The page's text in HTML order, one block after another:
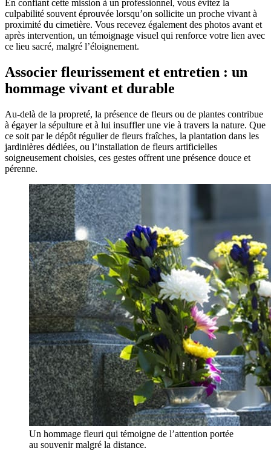
En confiant cette mission à un professionnel, vous évitez la
culpabilité souvent éprouvée lorsqu’on sollicite un proche vivant à
proximité du cimetière. Vous recevez également des photos avant et
après intervention, un témoignage visuel qui renforce votre lien avec
ce lieu sacré, malgré l’éloignement.
Associer fleurissement et entretien : un
hommage vivant et durable
Au-delà de la propreté, la présence de fleurs ou de plantes contribue
à égayer la sépulture et à lui insuffler une vie à travers la nature. Que
ce soit par le dépôt régulier de fleurs fraîches, la plantation dans les
jardinières dédiées, ou l’installation de fleurs artificielles
soigneusement choisies, ces gestes offrent une présence douce et
pérenne.
Un hommage fleuri qui témoigne de l’attention portée
au souvenir malgré la distance.